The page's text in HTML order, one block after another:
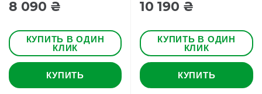
8 090 ₴
КУПИТЬ В ОДИН
КЛИК
КУПИТЬ
10 190 ₴
КУПИТЬ В ОДИН
КЛИК
КУПИТЬ